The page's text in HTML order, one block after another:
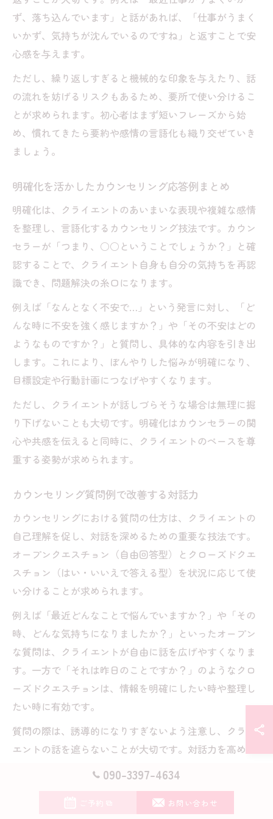
ず、落ち込んでいます」と話があれば、「仕事がうまく
いかず、気持ちが沈んでいるのですね」と返すことで安
心感を与えます。
ただし、繰り返しすぎると機械的な印象を与えたり、話
の流れを妨げるリスクもあるため、要所で使い分けるこ
とが求められます。初心者はまず短いフレーズから始
め、慣れてきたら要約や感情の言語化も織り交ぜていき
ましょう。
明確化を活かしたカウンセリング応答例まとめ
明確化は、クライエントのあいまいな表現や複雑な感情
を整理し、言語化するカウンセリング技法です。カウン
セラーが「つまり、○○ということでしょうか？」と確
認することで、クライエント自身も自分の気持ちを再認
識でき、問題解決の糸口になります。
例えば「なんとなく不安で…」という発言に対し、「ど
んな時に不安を強く感じますか？」や「その不安はどの
ようなものですか？」と質問し、具体的な内容を引き出
します。これにより、ぼんやりした悩みが明確になり、
目標設定や行動計画につなげやすくなります。
ただし、クライエントが話しづらそうな場合は無理に掘
り下げないことも大切です。明確化はカウンセラーの関
心や共感を伝えると同時に、クライエントのペースを尊
重する姿勢が求められます。
カウンセリング質問例で改善する対話力
カウンセリングにおける質問の仕方は、クライエントの
自己理解を促し、対話を深めるための重要な技法です。
オープンクエスチョン（自由回答型）とクローズドクエ
スチョン（はい・いいえで答える型）を状況に応じて使
い分けることが求められます。
例えば「最近どんなことで悩んでいますか？」や「その
時、どんな気持ちになりましたか？」といったオープン
な質問は、クライエントが自由に話を広げやすくなりま
す。一方で「それは昨日のことですか？」のようなクロ
ーズドクエスチョンは、情報を明確にしたい時や整理し
たい時に有効です。
質問の際は、誘導的になりすぎないよう注意し、クライ
エントの話を遮らないことが大切です。対話力を高める
ためには、質問の意図やタイミングを意識し、実際のセ
090-3397-4634
ご予約 お問い合わせ